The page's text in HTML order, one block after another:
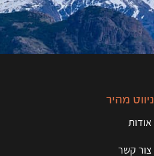
ניווט מהיר
אודות
צור קשר